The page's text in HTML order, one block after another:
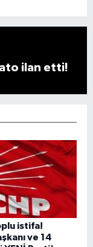
ilan etti!
istifa!
ve 14